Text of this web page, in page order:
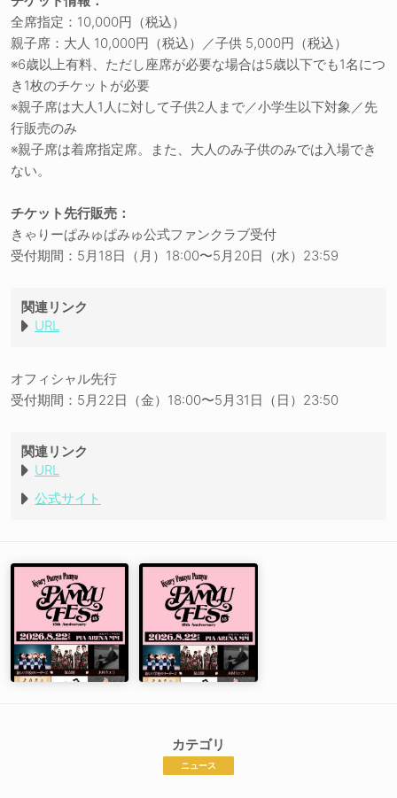
全席指定：10,000円（税込）
親子席：大人 10,000円（税込）／子供 5,000円（税込）
※6歳以上有料、ただし座席が必要な場合は5歳以下でも1名につ
き1枚のチケットが必要
※親子席は大人1人に対して子供2人まで／小学生以下対象／先
行販売のみ
※親子席は着席指定席。また、大人のみ子供のみでは入場でき
ない。
チケット先行販売：
きゃりーぱみゅぱみゅ公式ファンクラブ受付
受付期間：5月18日（月）18:00〜5月20日（水）23:59
関連リンク
URL
オフィシャル先行
受付期間：5月22日（金）18:00〜5月31日（日）23:50
関連リンク
URL
公式サイト
カテゴリ
ニュース